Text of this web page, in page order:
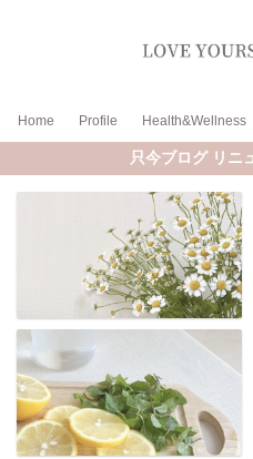
Home Profile Health&Wellness
只今ブログ リニ